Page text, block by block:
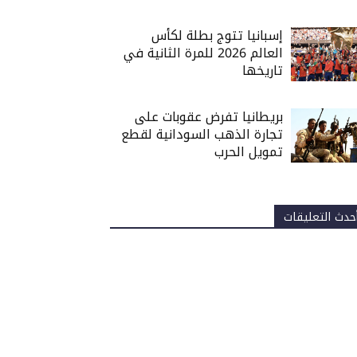
إسبانيا تتوج بطلة لكأس
العالم 2026 للمرة الثانية في
تاريخها
بريطانيا تفرض عقوبات على
تجارة الذهب السودانية لقطع
تمويل الحرب
التعليقات